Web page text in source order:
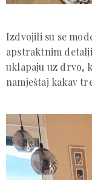
Izdvojili su se
apstraktnim
uklapaju uz drvo,
namještaj kakav